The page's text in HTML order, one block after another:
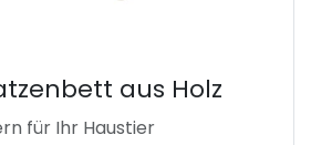
aus Holz
für Ihr Haustier